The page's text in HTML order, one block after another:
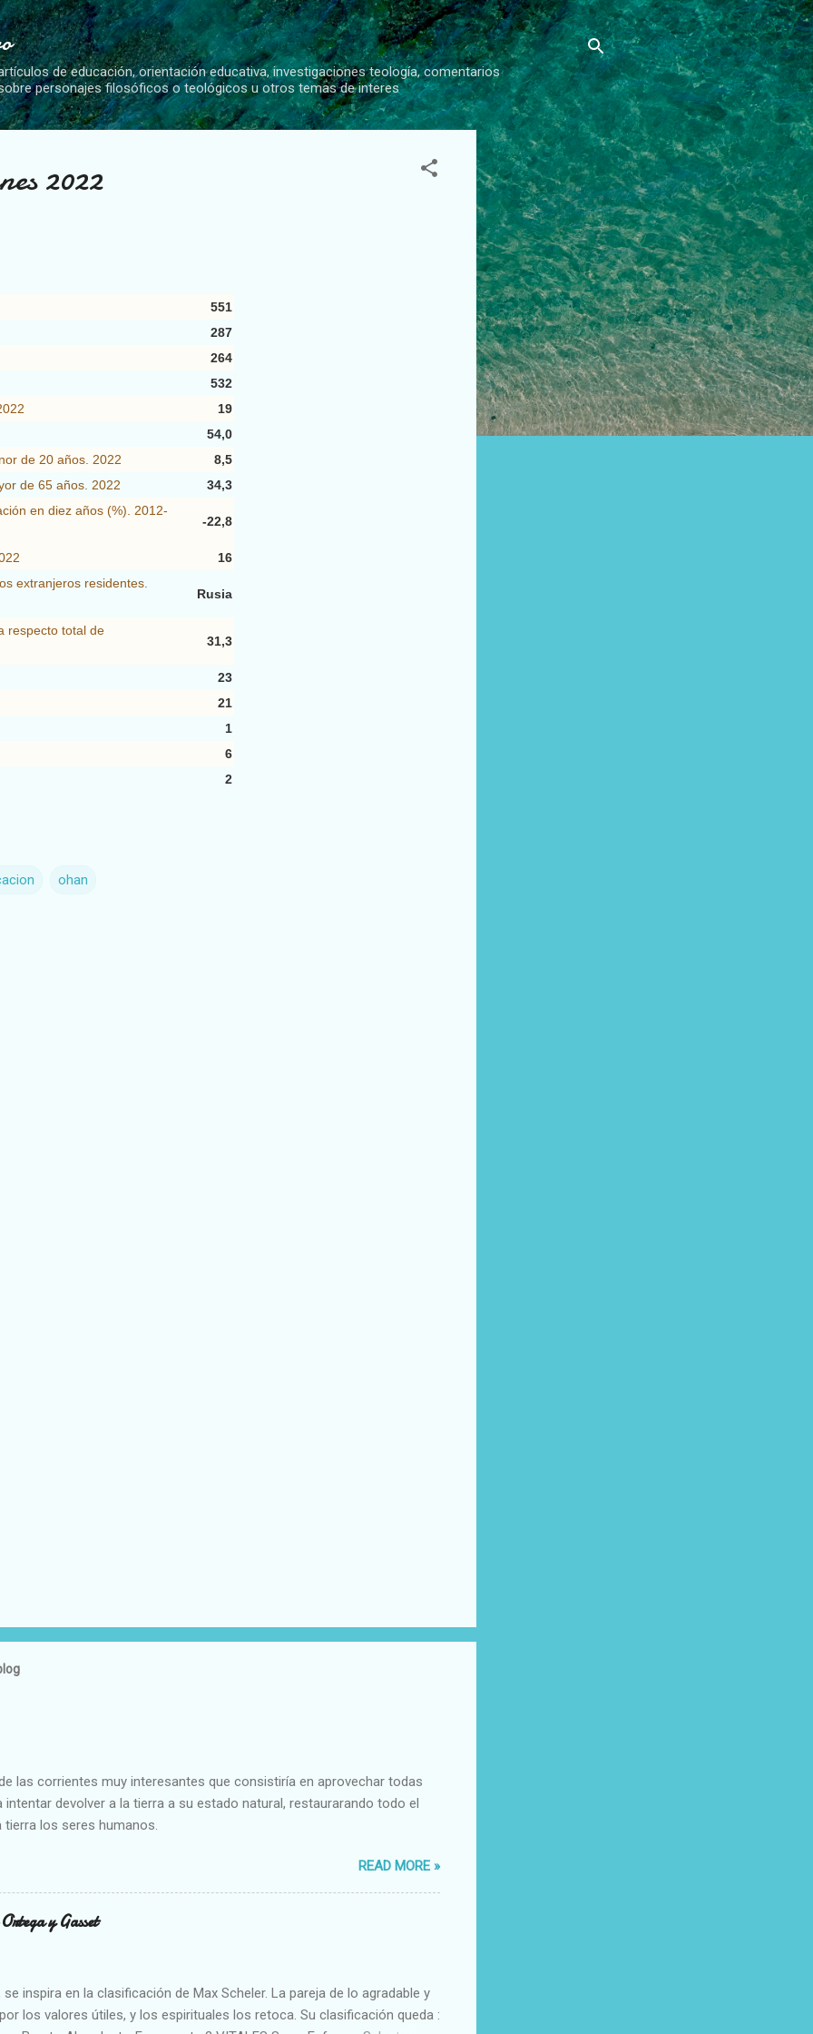
Ir al contenido principal
de educación, orientación educativa, investigaciones teología, comentarios
personajes filosóficos o teológicos u otros temas de interes
2022
551
287
264
532
19
54,0
de 20 años. 2022
8,5
de 65 años. 2022
34,3
en diez años (%). 2012-
-22,8
16
extranjeros residentes.
Rusia
respecto total de
31,3
23
21
1
6
2
ohan
las corrientes muy interesantes que consistiría en aprovechar todas
devolver a la tierra a su estado natural, restaurarando todo el
los seres humanos.
READ MORE »
y Gasset
inspira en la clasificación de Max Scheler. La pareja de lo agradable y
los valores útiles, y los espirituales los retoca. Su clasificación queda :